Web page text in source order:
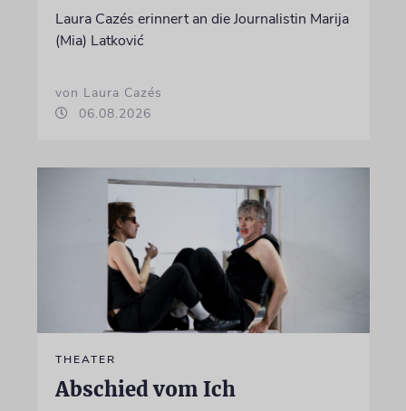
Laura Cazés erinnert an die Journalistin Marija
(Mia) Latković
von Laura Cazés
06.08.2026
THEATER
Abschied vom Ich